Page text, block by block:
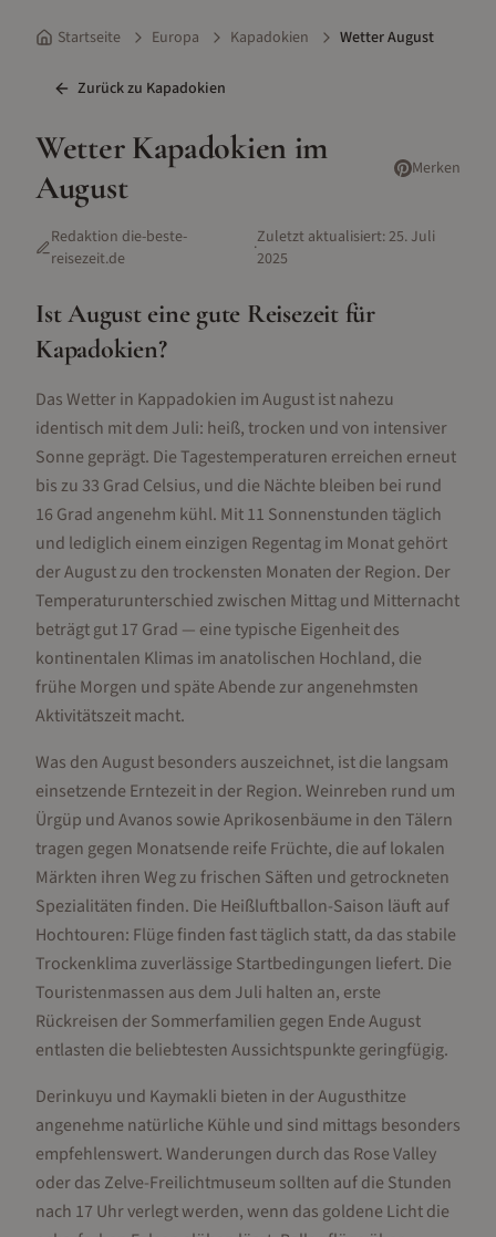
Startseite Europa Kapadokien Wetter August
Zurück zu Kapadokien
WetterKapadokien im
August
Merken
Redaktion die-beste-
reisezeit.de
·Zuletzt aktualisiert:25. Juli
2025
IstAugusteine gute Reisezeit für
Kapadokien?
Das Wetter in Kappadokien im August ist nahezu
identisch mit dem Juli: heiß, trocken und von intensiver
Sonne geprägt. Die Tagestemperaturen erreichen erneut
bis zu 33 Grad Celsius, und die Nächte bleiben bei rund
16 Grad angenehm kühl. Mit 11 Sonnenstunden täglich
und lediglich einem einzigen Regentag im Monat gehört
der August zu den trockensten Monaten der Region. Der
Temperaturunterschied zwischen Mittag und Mitternacht
beträgt gut 17 Grad — eine typische Eigenheit des
kontinentalen Klimas im anatolischen Hochland, die
frühe Morgen und späte Abende zur angenehmsten
Aktivitätszeit macht.
Was den August besonders auszeichnet, ist die langsam
einsetzende Erntezeit in der Region. Weinreben rund um
Ürgüp und Avanos sowie Aprikosenbäume in den Tälern
tragen gegen Monatsende reife Früchte, die auf lokalen
Märkten ihren Weg zu frischen Säften und getrockneten
Spezialitäten finden. Die Heißluftballon-Saison läuft auf
Hochtouren: Flüge finden fast täglich statt, da das stabile
Trockenklima zuverlässige Startbedingungen liefert. Die
Touristenmassen aus dem Juli halten an, erste
Rückreisen der Sommerfamilien gegen Ende August
entlasten die beliebtesten Aussichtspunkte geringfügig.
Derinkuyu und Kaymakli bieten in der Augusthitze
angenehme natürliche Kühle und sind mittags besonders
empfehlenswert. Wanderungen durch das Rose Valley
oder das Zelve-Freilichtmuseum sollten auf die Stunden
nach 17 Uhr verlegt werden, wenn das goldene Licht die